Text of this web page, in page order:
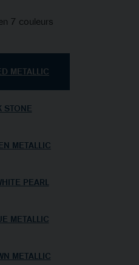
7 couleurs
METALLIC
STONE
METALLIC
PEARL
METALLIC
METALLIC